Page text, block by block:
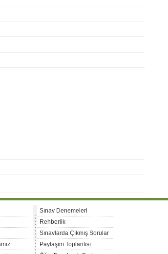
Sınav Denemeleri
Rehberlik
Sınavlarda Çıkmış Sorular
Paylaşım Toplantısı